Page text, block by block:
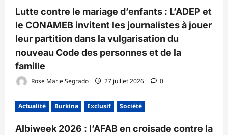
Lutte contre le mariage d’enfants : L’ADEP et
le CONAMEB invitent les journalistes à jouer
leur partition dans la vulgarisation du
nouveau Code des personnes et de la
famille
Rose Marie Segrado 27 juillet 2026 0
Actualité Burkina Exclusif Société
Albiweek 2026 : l’AFAB en croisade contre la